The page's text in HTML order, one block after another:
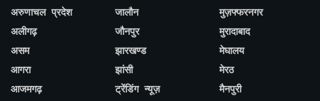
अरुणाचल प्रदेश
अलीगढ़
असम
आगरा
आजमगढ़
जालौन
जौनपुर
झारखण्ड
झांसी
ट्रेंडिंग न्यूज़
मुज़फ्फरनगर
मुरादाबाद
मेघालय
मेरठ
मैनपुरी